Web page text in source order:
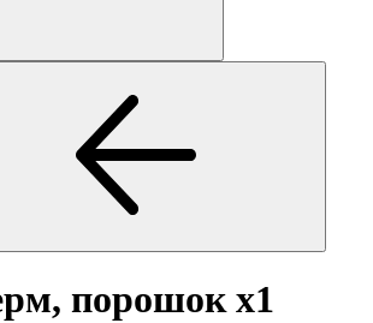
порошокx1